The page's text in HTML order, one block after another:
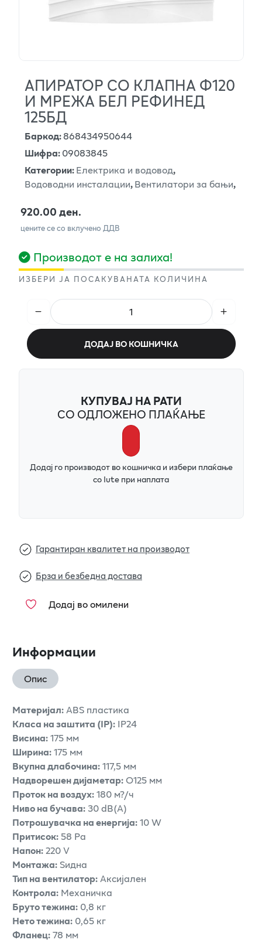
АПИРАТОР СО КЛАПНА Ф120
И МРЕЖА БЕЛ РЕФИНЕД
125БД
Баркод:868434950644
Шифра:09083845
Категории:Електрика и водовод,
Водоводни инсталации,Вентилатори за бањи,
920.00 ден.
цените се со вклучено ДДВ
Производот е на залиха!
ИЗБЕРИ ЈА ПОСАКУВАНАТА КОЛИЧИНА
ДОДАЈ ВО КОШНИЧКА
КУПУВАЈ НА РАТИ
СО ОДЛОЖЕНО ПЛАЌАЊЕ
Додај го производот во кошничка и избери плаќање
со Iute при наплата
Гарантиран квалитет на производот
Брза и безбедна достава
Додај во омилени
Информации
Опис
Материјал:ABS пластика
Класа на заштита (IP): IP24
Висина:175 мм
Ширина:175 мм
Вкупна длабочина:117,5 мм
Надворешен дијаметар:O125 мм
Проток на воздух:180 м?/ч
Ниво на бучава:30 dB(A)
Потрошувачка на енергија:10 W
Притисок:58 Pa
Напон:220 V
Монтажа:Ѕидна
Тип на вентилатор:Аксијален
Контрола: Механичка
Бруто тежина: 0,8 кг
Нето тежина: 0,65 кг
Фланец:78 мм